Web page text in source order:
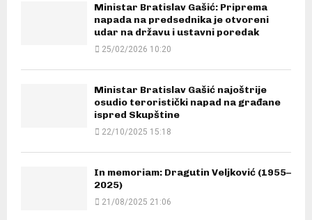
Ministar Bratislav Gašić: Priprema
napada na predsednika je otvoreni
udar na državu i ustavni poredak
25/02/2026 10:20
Ministar Bratislav Gašić najoštrije
osudio teroristički napad na građane
ispred Skupštine
22/10/2025 15:18
In memoriam: Dragutin Veljković (1955–
2025)
21/08/2025 21:06